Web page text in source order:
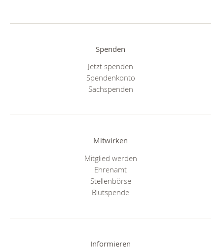
Spenden
Jetzt spenden
Spendenkonto
Sachspenden
Mitwirken
Mitglied werden
Ehrenamt
Stellenbörse
Blutspende
Informieren